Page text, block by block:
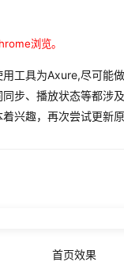
浏览。
工具为Axure,尽可能
步、播放状态等都涉
兴趣，再次尝试更新
首页效果